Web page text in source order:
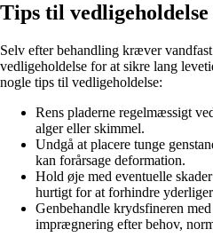
Tips til vedligeholdelse
Selv efter behandling kræver
vedligeholdelse for at sikre lang
nogle tips til vedligeholdelse:
Rens pladerne regelmæssigt
alger eller skimmel.
Undgå at placere tunge
kan forårsage deformation.
Hold øje med eventuelle
hurtigt for at forhindre
Genbehandle krydsfineren
imprægnering efter behov,